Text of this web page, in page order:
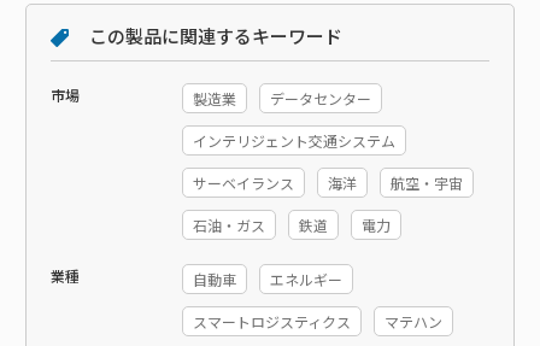
この製品に関連するキーワード
市場 製造業 データセンター
インテリジェント交通システム
サーベイランス 海洋 航空・宇宙
石油・ガス 鉄道 電力
業種 自動車 エネルギー
スマートロジスティクス マテハン